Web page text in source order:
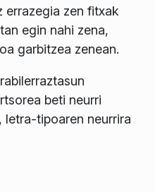
errazegia zen fitxak
egin nahi zena,
garbitzea zenean.
beti neurri
letra-tipoaren neurrira